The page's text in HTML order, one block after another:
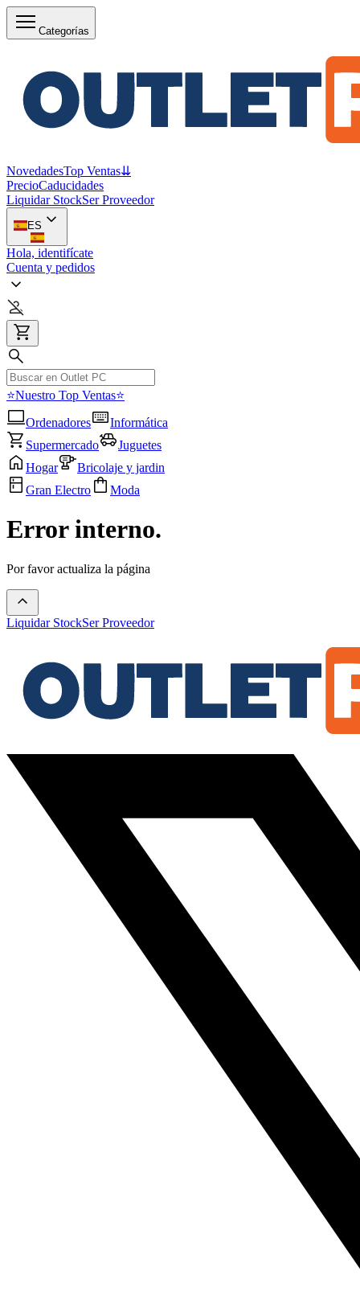
Categorías
NovedadesTop Ventas⇊
PrecioCaducidades
Liquidar StockSer Proveedor
ES
Hola, identifícate
Cuenta y pedidos
⭐Nuestro Top Ventas⭐
Ordenadores
Informática
Supermercado
Juguetes
Hogar
Bricolaje y jardin
Gran Electro
Moda
Error interno.
Por favor actualiza la página
Liquidar StockSer Proveedor